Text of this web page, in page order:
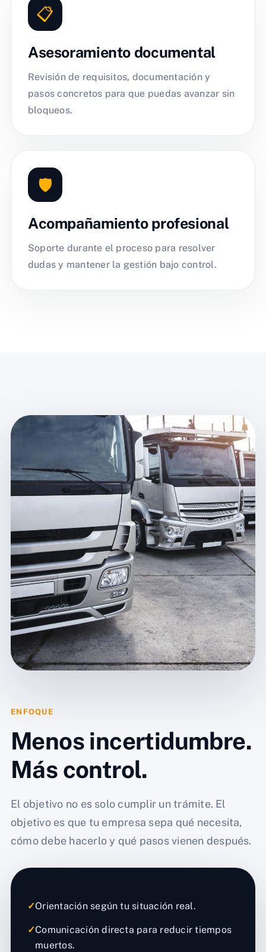
📋
Asesoramiento documental
Revisión de requisitos, documentación y
pasos concretos para que puedas avanzar sin
bloqueos.
🛡️
Acompañamiento profesional
Soporte durante el proceso para resolver
dudas y mantener la gestión bajo control.
ENFOQUE
Menos incertidumbre.
Más control.
El objetivo no es solo cumplir un trámite. El
objetivo es que tu empresa sepa qué necesita,
cómo debe hacerlo y qué pasos vienen después.
✓Orientación según tu situación real.
✓Comunicación directa para reducir tiempos
muertos.